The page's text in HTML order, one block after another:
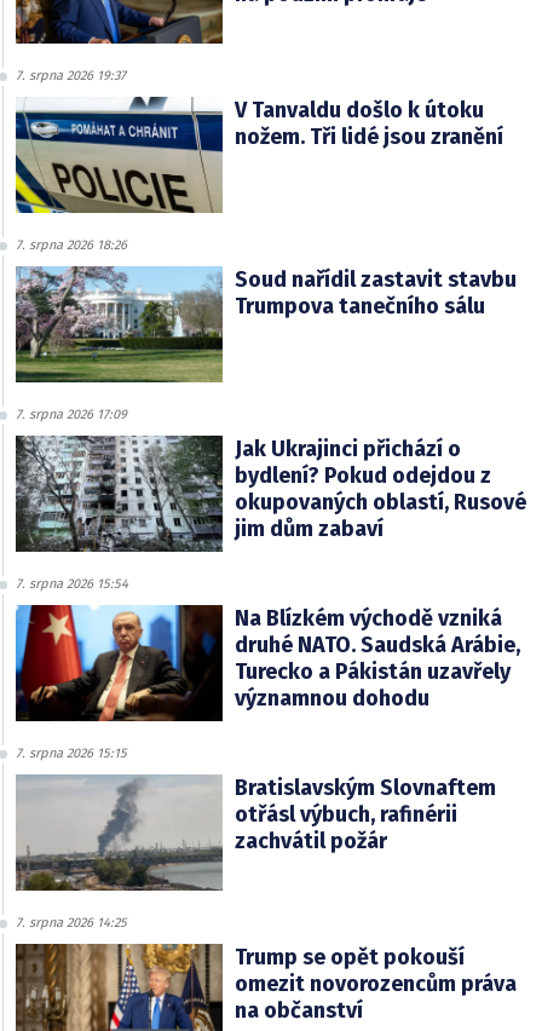
7. srpna 2026 19:37
V Tanvaldu došlo k útoku
nožem. Tři lidé jsou zranění
7. srpna 2026 18:26
Soud nařídil zastavit stavbu
Trumpova tanečního sálu
7. srpna 2026 17:09
Jak Ukrajinci přichází o
bydlení? Pokud odejdou z
okupovaných oblastí, Rusové
jim dům zabaví
7. srpna 2026 15:54
Na Blízkém východě vzniká
druhé NATO. Saudská Arábie,
Turecko a Pákistán uzavřely
významnou dohodu
7. srpna 2026 15:15
Bratislavským Slovnaftem
otřásl výbuch, rafinérii
zachvátil požár
7. srpna 2026 14:25
Trump se opět pokouší
omezit novorozencům práva
na občanství